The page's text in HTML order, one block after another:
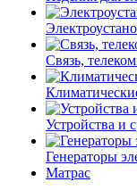
Связь,
Устройства и
Генераторы
Матрас